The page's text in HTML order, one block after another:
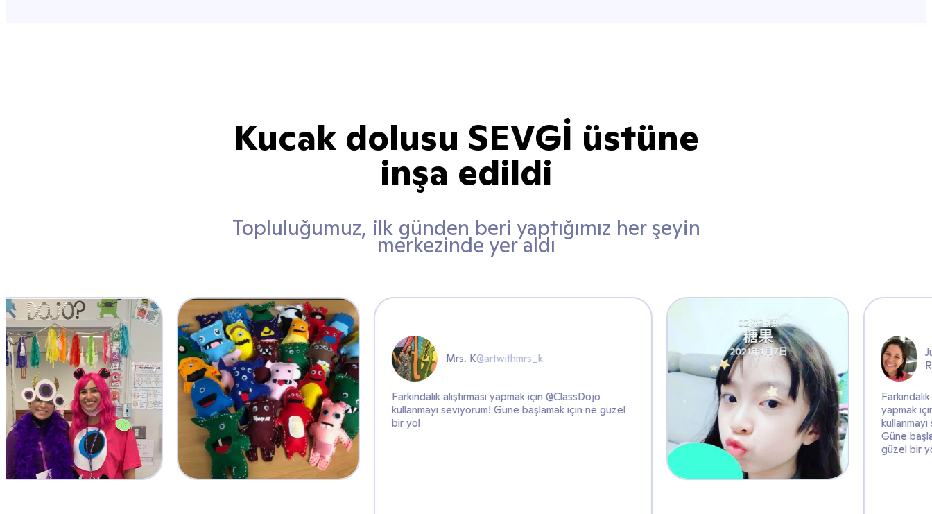
Kucak dolusu SEVGİ üstüne
inşa edildi
Topluluğumuz, ilk günden beri yaptığımız her şeyin
merkezinde yer aldı
Mrs. K
Farkındalık alıştırması yapmak için @ClassDojo
kullanmayı seviyorum! Güne başlamak için ne güzel